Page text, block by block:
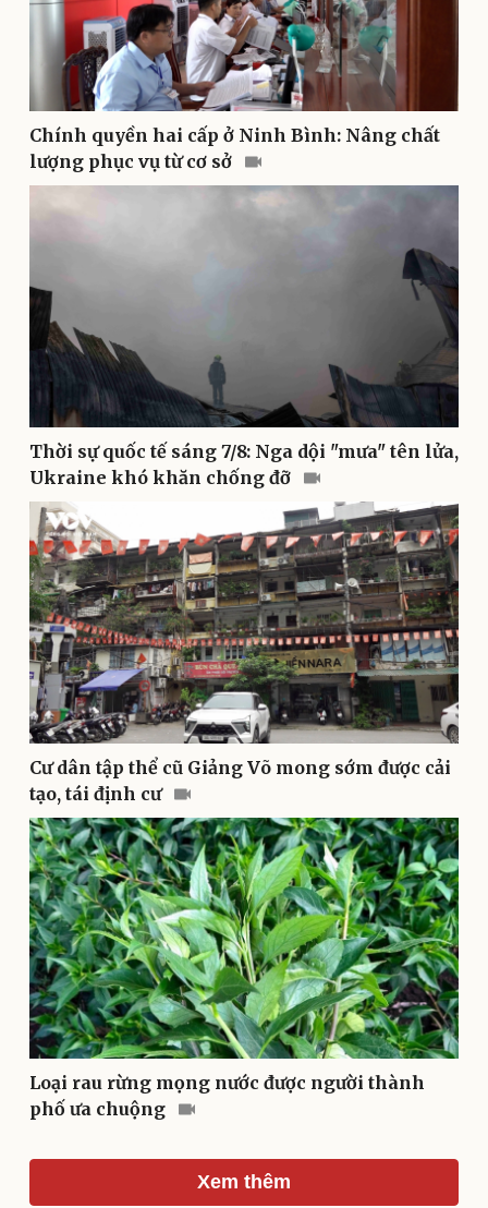
Vì cộng đồng
Chuyển đổi số
Sức khỏe
Dinh dưỡng - món ngon
Cây thuốc
Sản phụ khoa
Nhi khoa
Nam khoa
Làm đẹp - giảm cân
Ăn sạch sống khỏe
Tình yêu - Gia đình
Văn hóa
Sân khấu - Điện ảnh
Văn học
Âm nhạc
Di sản
Giải trí
Nghệ sĩ
Thời trang
Sao Việt
Chính quyền hai cấp ở Ninh Bình: Nâng chất
lượng phục vụ từ cơ sở
Thời sự quốc tế sáng 7/8: Nga dội "mưa" tên lửa,
Ukraine khó khăn chống đỡ
Cư dân tập thể cũ Giảng Võ mong sớm được cải
tạo, tái định cư
Loại rau rừng mọng nước được người thành
phố ưa chuộng
Xem thêm